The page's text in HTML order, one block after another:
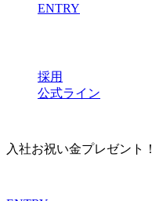
ENTRY
採用
公式ライン
入社お祝い金プレゼント！